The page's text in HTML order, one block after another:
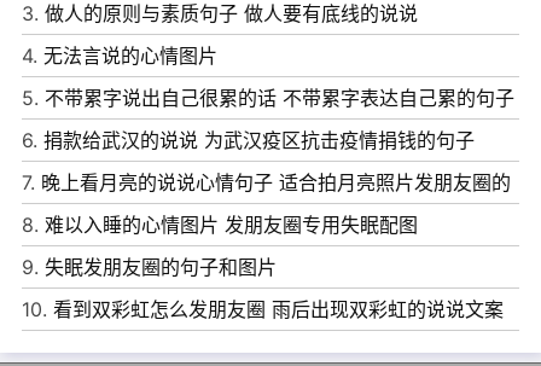
知道。
7、人生只有三天，活在昨天的人迷惑;活在明天的人等待;活
在今天的人最踏实。
8、听着你最爱的那首歌，流着你最不稀罕的眼泪。
9、我讨厌别人说我变了，也许我只是停止了假装开心。
10、也许爱情的另一面。真的是成全。即使这个成全牺牲了
自己。
3. 做人的原则与素质句子 做人要有底线的说说
4. 无法言说的心情图片
5. 不带累字说出自己很累的话 不带累字表达自己累的句子
6. 捐款给武汉的说说 为武汉疫区抗击疫情捐钱的句子
7. 晚上看月亮的说说心情句子 适合拍月亮照片发朋友圈的
文案
8. 难以入睡的心情图片 发朋友圈专用失眠配图
9. 失眠发朋友圈的句子和图片
10. 看到双彩虹怎么发朋友圈 雨后出现双彩虹的说说文案